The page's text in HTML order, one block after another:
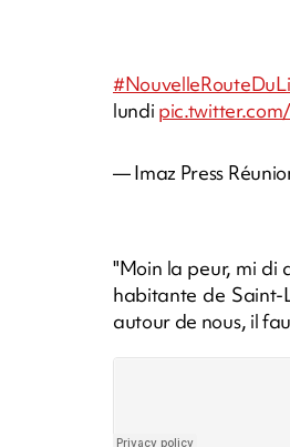
lundi
— Imaz Press
"Moin la peur, mi di
habitante de Saint-
autour de nous, il